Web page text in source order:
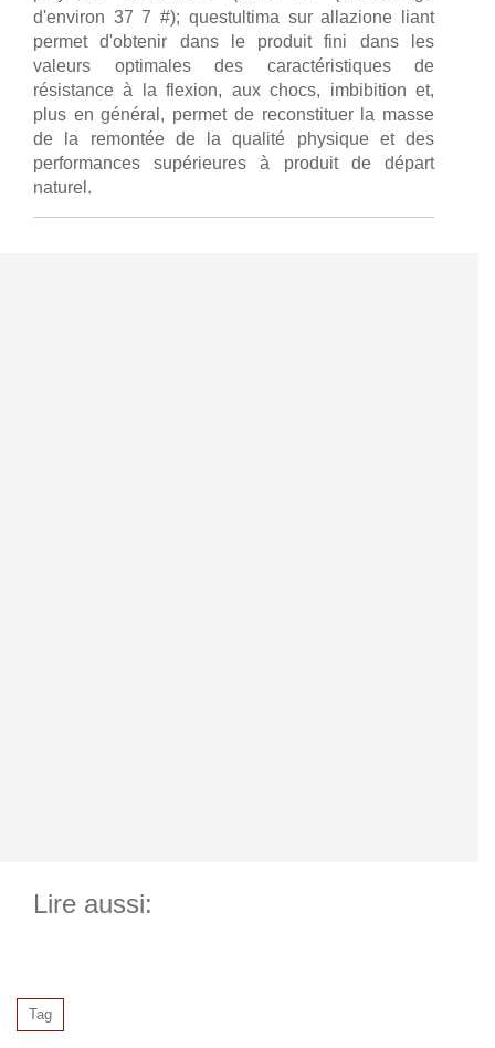
d'environ 37 7 #); questultima sur allazione liant
permet d'obtenir dans le produit fini dans les
valeurs optimales des caractéristiques de
résistance à la flexion, aux chocs, imbibition et,
plus en général, permet de reconstituer la masse
de la remontée de la qualité physique et des
performances supérieures à produit de départ
naturel.
Lire aussi:
Tag